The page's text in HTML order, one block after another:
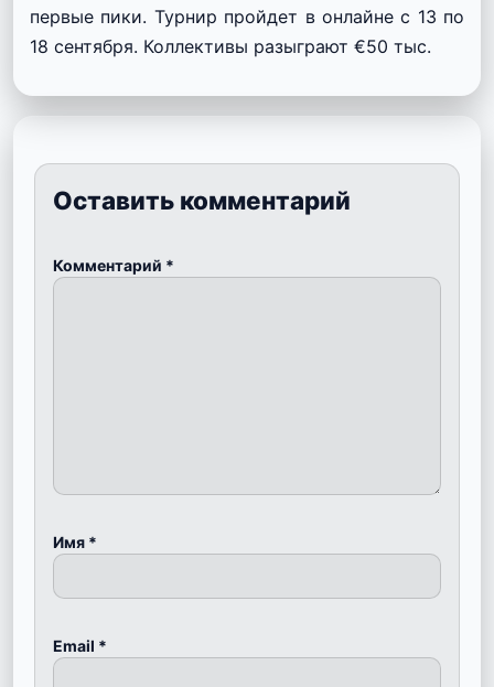
первые пики. Турнир пройдет в онлайне с 13 по
18 сентября. Коллективы разыграют €50 тыс.
Оставить комментарий
Комментарий *
Имя *
Email *